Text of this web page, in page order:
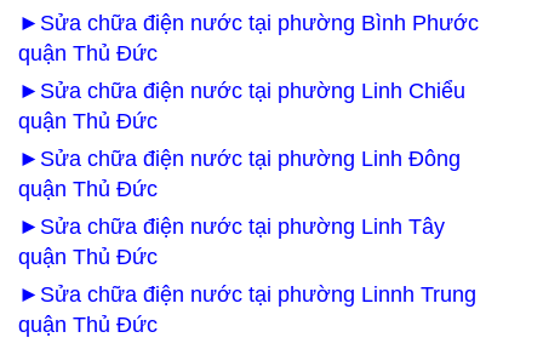
►Sửa chữa điện nước tại phường Bình Phước
quận Thủ Đức
►Sửa chữa điện nước tại phường Linh Chiểu
quận Thủ Đức
►Sửa chữa điện nước tại phường Linh Đông
quận Thủ Đức
►Sửa chữa điện nước tại phường Linh Tây
quận Thủ Đức
►Sửa chữa điện nước tại phường Linnh Trung
quận Thủ Đức